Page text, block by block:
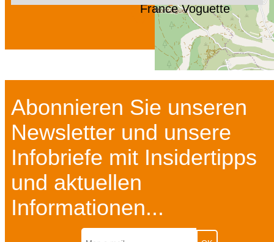
France Voguette
Abonnieren Sie unseren
Newsletter und unsere
Infobriefe mit Insidertipps
und aktuellen
Informationen...